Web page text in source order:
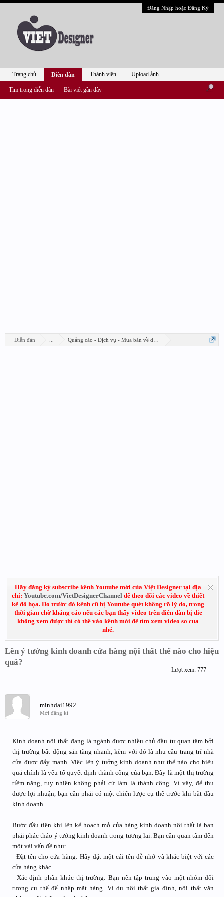
Đăng Nhập hoặc Đăng Ký
Diễn đàn Quảng cáo - Dịch vụ - Mua bán về design
Hãy đăng ký subscribe kênh Youtube mới của Việt Designer tại địa
chỉ: Youtube.com/VietDesignerChannel để theo dõi các video về thiết
kế đồ họa. Do trước đó kênh cũ bị Youtube quét không rõ lý do, trong
thời gian chờ kháng cáo nếu các bạn thấy video trên diễn đàn bị die
không xem được thì có thể vào kênh mới để tìm xem video sơ cua
nhé.
Lên ý tưởng kinh doanh cửa hàng nội thất thế nào cho hiệu
quả?
Lượt xem: 777
minhdai1992
Mới đăng kí
Kinh doanh nội thất đang là ngành được nhiều chủ đầu tư quan tâm bởi
thị trường bất động sản tăng nhanh, kèm với đó là nhu cầu trang trí nhà
cửa được đẩy mạnh. Việc lên ý tưởng kinh doanh như thế nào cho hiệu
quả chính là yếu tố quyết định thành công của bạn. Đây là một thị trường
tiềm năng, tuy nhiên không phải cứ làm là thành công. Vì vậy, để thu
được lợi nhuận, bạn cần phải có một chiến lược cụ thể trước khi bắt đầu
kinh doanh.
Bước đầu tiên khi lên kế hoạch mở cửa hàng kinh doanh nội thất là bạn
phải phác thảo ý tưởng kinh doanh trong tương lai. Bạn cần quan tâm đến
một vài vấn đề như:
- Đặt tên cho cửa hàng: Hãy đặt một cái tên dễ nhớ và khác biệt với các
cửa hàng khác.
- Xác định phân khúc thị trường: Bạn nên tập trung vào một nhóm đối
tượng cụ thể để nhập mặt hàng. Ví dụ nội thất gia đình, nội thất văn
Trang chủ Diễn đàn
Tìm trong diễn đàn Bài viết gần đây
Thành viên Upload ảnh